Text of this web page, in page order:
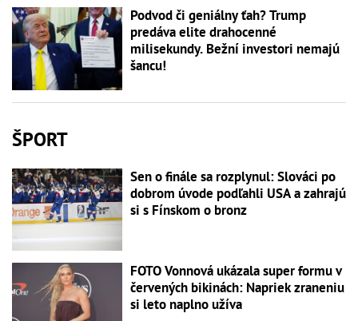
Podvod či geniálny ťah? Trump
predáva elite drahocenné
milisekundy. Bežní investori nemajú
šancu!
ŠPORT
Sen o finále sa rozplynul: Slováci po
dobrom úvode podľahli USA a zahrajú
si s Fínskom o bronz
FOTO Vonnová ukázala super formu v
červených bikinách: Napriek zraneniu
si leto naplno užíva